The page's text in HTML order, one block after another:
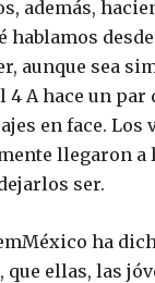
además,
hablamos
aunque sea
A hace un par
en face.
llegaron a
ser.
ha
que ellas, las